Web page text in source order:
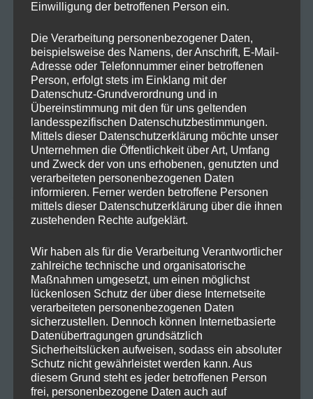
Hartmut K.zuWarum Hanf in deinen Speiseplan
gehört!
Marlene H.zuWarum Hanf in deinen Speiseplan
gehört!
GreenThumbGuru zuDer Weg zum erfolgreichen
Cannabisanbau
ARCHIV
Oktober 2025
August 2024
Juli 2024
Juni 2024
Einwilligung der betroffenen Person ein.
Die Verarbeitung personenbezogener Daten,
beispielsweise des Namens, der Anschrift, E-Mail-
Adresse oder Telefonnummer einer betroffenen
Person, erfolgt stets im Einklang mit der
Datenschutz-Grundverordnung und in
Übereinstimmung mit den für uns geltenden
landesspezifischen Datenschutzbestimmungen.
Mittels dieser Datenschutzerklärung möchte unser
Unternehmen die Öffentlichkeit über Art, Umfang
und Zweck der von uns erhobenen, genutzten und
verarbeiteten personenbezogenen Daten
informieren. Ferner werden betroffene Personen
mittels dieser Datenschutzerklärung über die ihnen
zustehenden Rechte aufgeklärt.
Wir haben als für die Verarbeitung Verantwortlicher
zahlreiche technische und organisatorische
Maßnahmen umgesetzt, um einen möglichst
lückenlosen Schutz der über diese Internetseite
verarbeiteten personenbezogenen Daten
sicherzustellen. Dennoch können Internetbasierte
Datenübertragungen grundsätzlich
Sicherheitslücken aufweisen, sodass ein absoluter
Schutz nicht gewährleistet werden kann. Aus
diesem Grund steht es jeder betroffenen Person
frei, personenbezogene Daten auch auf